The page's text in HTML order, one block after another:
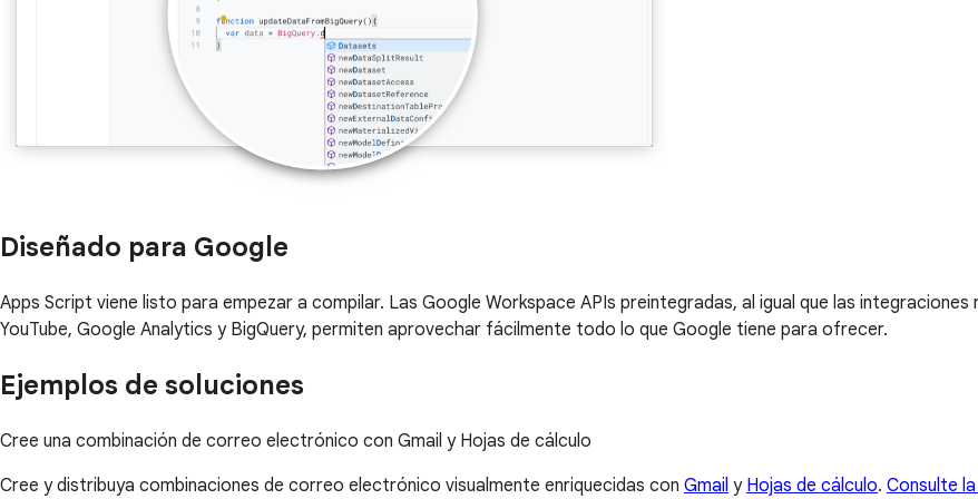
Diseñado para Google
Apps Script viene listo para empezar a compilar. Las Google Workspace APIs preintegradas, al igual que las
YouTube, Google Analytics y BigQuery, permiten aprovechar fácilmente todo lo que Google tiene para ofrecer.
Ejemplos de soluciones
Cree una combinación de correo electrónico con Gmail y Hojas de cálculo
Cree y distribuya combinaciones de correo electrónico visualmente enriquecidas con Gmail y Hojas de cálculo. Consulte